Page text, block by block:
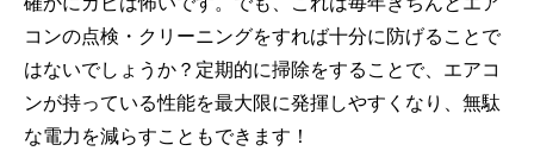
コンの点検・クリーニングをすれば十分に防げることで
はないでしょうか？定期的に掃除をすることで、エアコ
ンが持っている性能を最大限に発揮しやすくなり、無駄
な電力を減らすこともできます！